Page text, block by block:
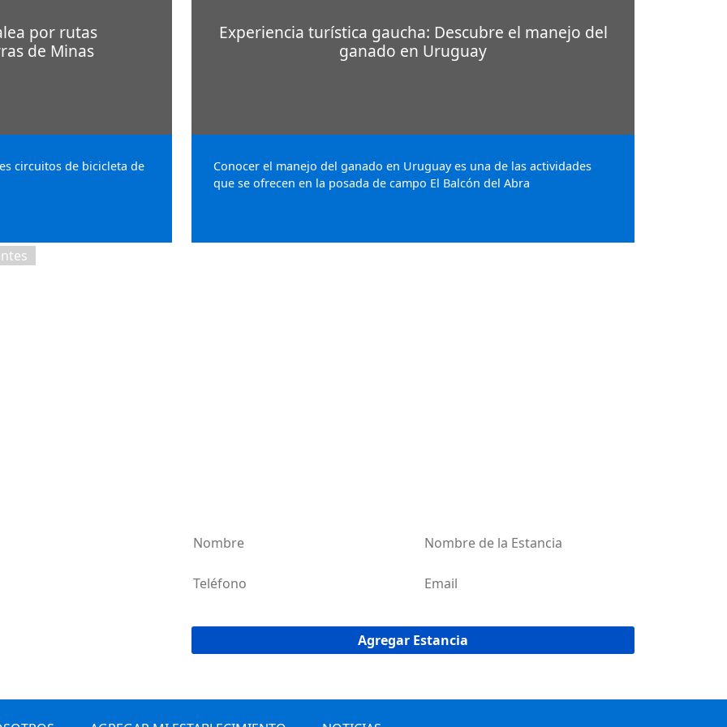
por rutas
de Minas
circuitos de bicicleta de
Experiencia turística gaucha: Descubre el manejo del
ganado en Uruguay
Conocer el manejo del ganado en Uruguay es una de las actividades
que se ofrecen en la posada de campo El Balcón del Abra